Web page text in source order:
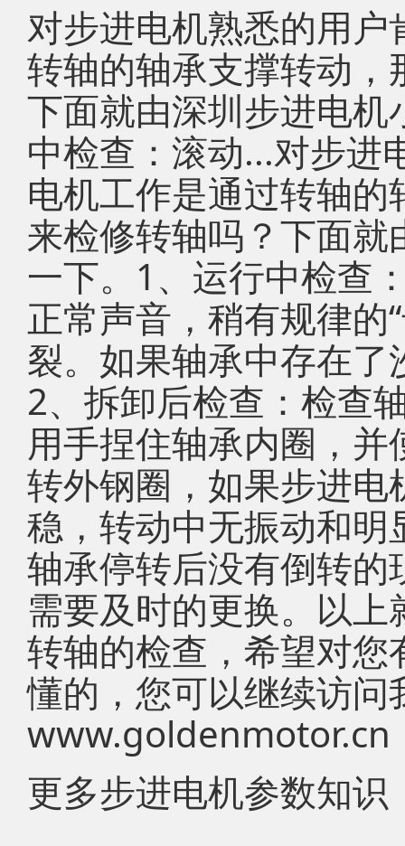
对步进电机熟悉的用
转轴的轴承支撑转动
下面就由深圳步进电
中检查：滚动...对步进
电机工作是通过转轴
来检修转轴吗？下面
一下。1、运行中检查
正常声音，稍有规律的
裂。如果轴承中存在
2、拆卸后检查：检查
用手捏住轴承内圈，
转外钢圈，如果步进
稳，转动中无振动和
轴承停转后没有倒转
需要及时的更换。以
转轴的检查，希望对
懂的，您可以继续访问
www.goldenmotor.cn
更多步进电机参数知识